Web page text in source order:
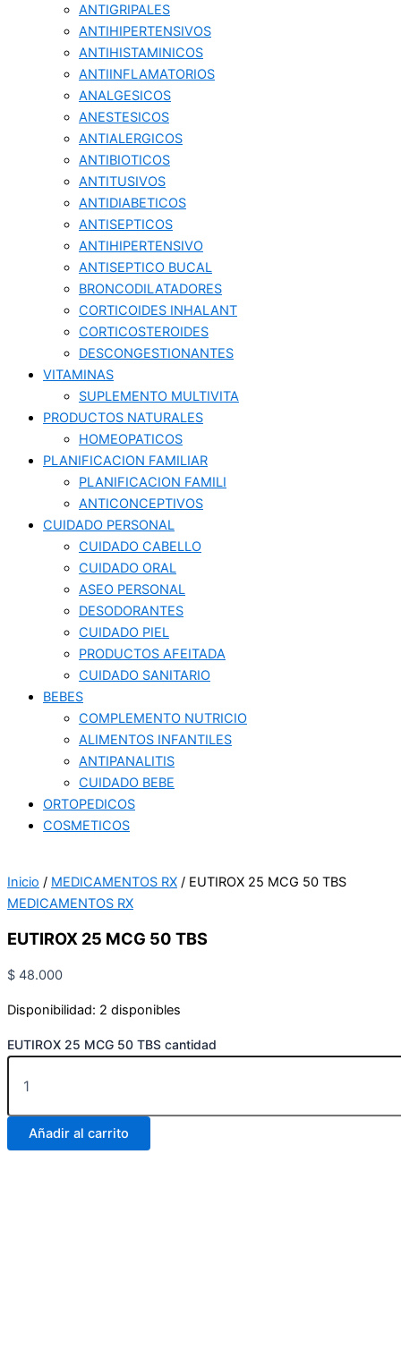
ANTIGRIPALES
ANTIHIPERTENSIVOS
ANTIHISTAMINICOS
ANTIINFLAMATORIOS
ANALGESICOS
ANESTESICOS
ANTIALERGICOS
ANTIBIOTICOS
ANTITUSIVOS
ANTIDIABETICOS
ANTISEPTICOS
ANTIHIPERTENSIVO
ANTISEPTICO BUCAL
BRONCODILATADORES
CORTICOIDES INHALANT
CORTICOSTEROIDES
DESCONGESTIONANTES
VITAMINAS
SUPLEMENTO MULTIVITA
PRODUCTOS NATURALES
HOMEOPATICOS
PLANIFICACION FAMILIAR
PLANIFICACION FAMILI
ANTICONCEPTIVOS
CUIDADO PERSONAL
CUIDADO CABELLO
CUIDADO ORAL
ASEO PERSONAL
DESODORANTES
CUIDADO PIEL
PRODUCTOS AFEITADA
CUIDADO SANITARIO
BEBES
COMPLEMENTO NUTRICIO
ALIMENTOS INFANTILES
ANTIPANALITIS
CUIDADO BEBE
ORTOPEDICOS
COSMETICOS
Inicio / MEDICAMENTOS RX / EUTIROX 25 MCG 50 TBS
MEDICAMENTOS RX
EUTIROX 25 MCG 50 TBS
$ 48.000
Disponibilidad: 2 disponibles
EUTIROX 25 MCG 50 TBS cantidad
Añadir al carrito